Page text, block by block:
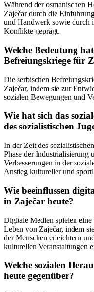
Während der osmanischen
Zaječar durch die
und Handwerk sowie durch
Konflikte geprägt.
Welche Bedeutung
Befreiungskriege für
Die serbischen
Zaječar, indem sie zur
sozialen Bewegungen und
Wie hat sich das
des sozialistischen
In der Zeit des
Phase der Industrialisierung
Verbesserungen in der
Anstieg kultureller und
Wie beeinflussen
in Zaječar heute?
Digitale Medien spielen
Leben von Zaječar, indem
der Menschen erleichtern
kulturellen Veranstaltungen
Welche sozialen
heute gegenüber?